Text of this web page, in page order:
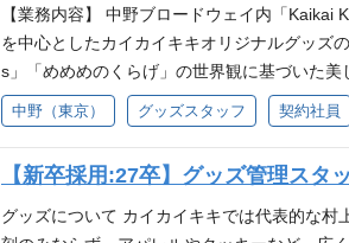
品整理収納作業・ 棚卸し 求めるスキルと人
のPCスキルをお持ちの方 【求める人物像】
仕事に取り組める方 ・チームワークを大切
ることができる方
【業務内容】 中野ブロードウェイ内「Kaikai
を中心としたカイカイキキオリジナルグッズ
s」「めめめのくらげ」の世界観に基づいた
等が並びます。 カードゲームをプレイできる
験でもOK。 販売業務を中心に、店内のレイ
理 ・商品選定、売場レイアウト、企画 ・ス
ルや店舗での販売実務経験のある方 ・アー
中野（東京） グッズスタッフ 契約社員
【新卒採用:27卒】グッズ管理スタ
グッズについて カイカイキキでは代表的な